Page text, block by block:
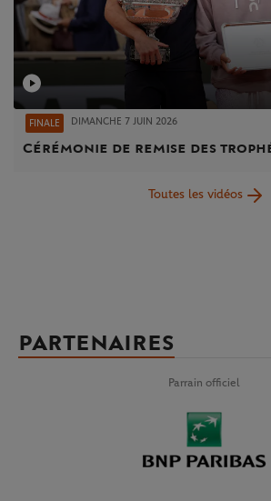
FINALE DIMANCHE 7 JUIN 2026
Cérémonie de remise des
Toutes les vidéos
PARTENAIRES
Parrain officiel